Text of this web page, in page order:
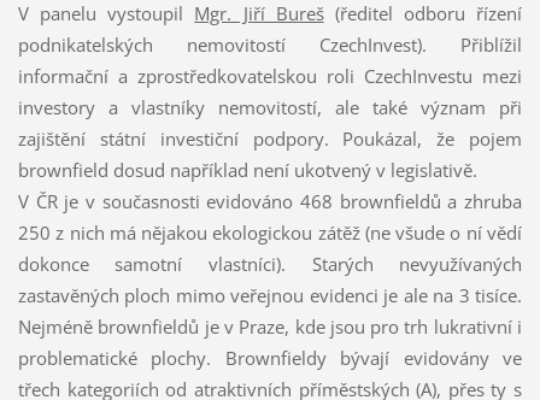
V panelu vystoupil Mgr. Jiří Bureš(ředitel odboru řízení
podnikatelských nemovitostí CzechInvest). Přiblížil
informační a zprostředkovatelskou roli CzechInvestu mezi
investory a vlastníky nemovitostí, ale také význam při
zajištění státní investiční podpory. Poukázal, že pojem
brownfield dosud například není ukotvený v legislativě.
V ČR je v současnosti evidováno 468 brownfieldů a zhruba
250 z nich má nějakou ekologickou zátěž (ne všude o ní vědí
dokonce samotní vlastníci). Starých nevyužívaných
zastavěných ploch mimo veřejnou evidenci je ale na 3 tisíce.
Nejméně brownfieldů je v Praze, kde jsou pro trh lukrativní i
problematické plochy. Brownfieldy bývají evidovány ve
třech kategoriích od atraktivních příměstských (A), přes ty s